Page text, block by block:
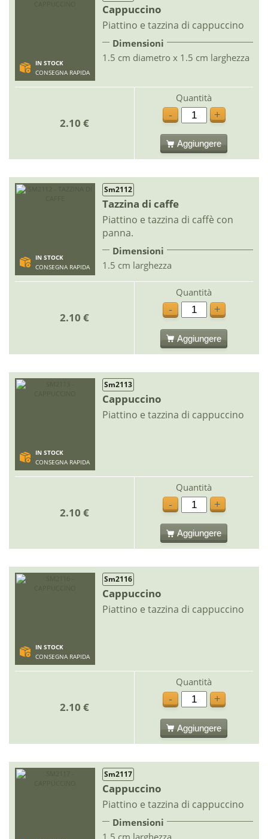
IN STOCK
CONSEGNA RAPIDA
Cappuccino
Piattino e tazzina di cappuccino
Dimensioni
1.5 cm diametro x 1.5 cm larghezza
2.10 €
Quantità
-
+
Aggiungere
IN STOCK
CONSEGNA RAPIDA
Sm2112
Tazzina di caffe
Piattino e tazzina di caffè con
panna.
Dimensioni
1.5 cm larghezza
2.10 €
Quantità
-
+
Aggiungere
IN STOCK
CONSEGNA RAPIDA
Sm2113
Cappuccino
Piattino e tazzina di cappuccino
2.10 €
Quantità
-
+
Aggiungere
IN STOCK
CONSEGNA RAPIDA
Sm2116
Cappuccino
Piattino e tazzina di cappuccino
2.10 €
Quantità
-
+
Aggiungere
Sm2117
Cappuccino
Piattino e tazzina di cappuccino
Dimensioni
1.5 cm larghezza